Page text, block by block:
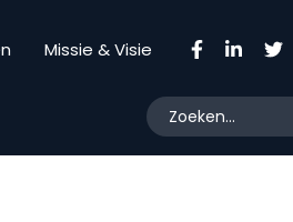
Missie & Visie